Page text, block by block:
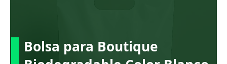
Bolsa para Boutique